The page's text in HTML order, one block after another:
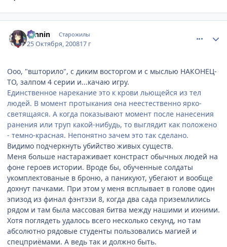
ronnin Старожилы
25 Октября, 200817 г
Ооо, "вшторило", с диким восторгом и с мыслью НАКОНЕЦ-
ТО, залпом 4 серии и...качаю игру.
Единственное нарекание это к крови льющейся из тел
людей. В момент протыкания она неестественно ярко-
светящаяся. А когда показывают момент после нанесения
ранения или труп какой-нибудь, то выглядит как положено
- темно-красная. Непонятно зачем это так сделано.
Видимо подчеркнуть убийство живых существ.
Меня больше настараживает констраст обычных людей на
фоне героев истории. Вроде бы, обученные солдаты
укомплектованые в броню, а паникуют, убегают и вообще
дохнут пачками. При этом у меня всплывает в голове один
эпизод из финал фэнтэзи 8, когда два сада приземлились
рядом и там была массовая битва между нашими и ихними.
Хотя поглядеть удалось всего несколько секунд, но там
абсолютно рядовые студенты пользовались магией и
спецприёмами. А ведь так и должно быть.